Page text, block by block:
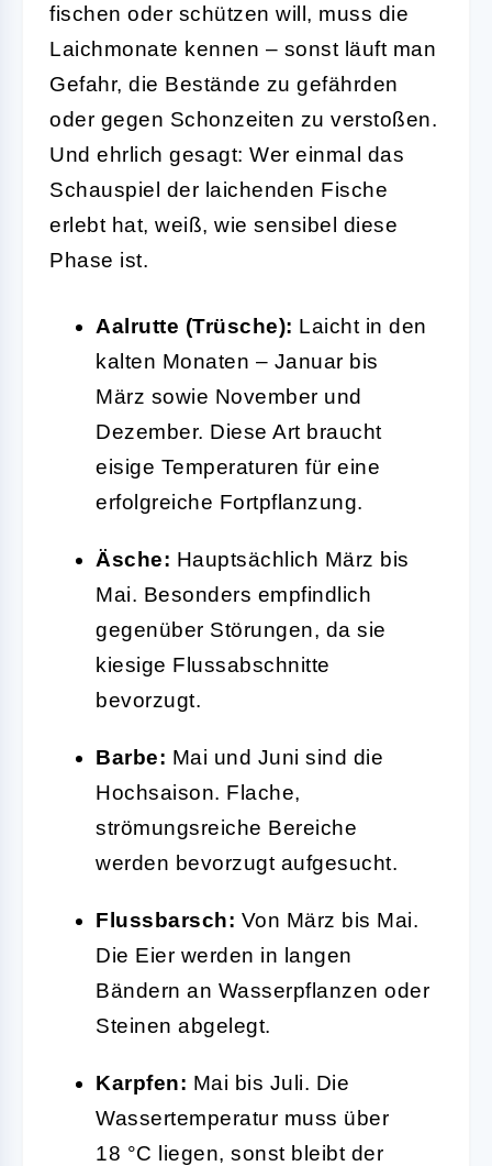
fischen oder schützen will, muss die
Laichmonate kennen – sonst läuft man
Gefahr, die Bestände zu gefährden
oder gegen Schonzeiten zu verstoßen.
Und ehrlich gesagt: Wer einmal das
Schauspiel der laichenden Fische
erlebt hat, weiß, wie sensibel diese
Phase ist.
Aalrutte (Trüsche): Laicht in den
kalten Monaten – Januar bis
März sowie November und
Dezember. Diese Art braucht
eisige Temperaturen für eine
erfolgreiche Fortpflanzung.
Äsche: Hauptsächlich März bis
Mai. Besonders empfindlich
gegenüber Störungen, da sie
kiesige Flussabschnitte
bevorzugt.
Barbe: Mai und Juni sind die
Hochsaison. Flache,
strömungsreiche Bereiche
werden bevorzugt aufgesucht.
Flussbarsch: Von März bis Mai.
Die Eier werden in langen
Bändern an Wasserpflanzen oder
Steinen abgelegt.
Karpfen: Mai bis Juli. Die
Wassertemperatur muss über
18 °C liegen, sonst bleibt der